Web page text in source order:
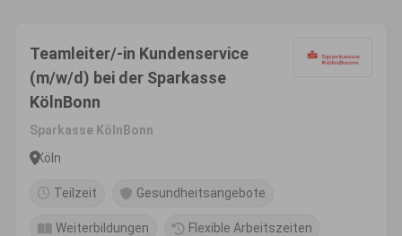
Teamleiter/-in Kundenservice
(m/w/d) bei der Sparkasse
KölnBonn
Sparkasse KölnBonn
Köln
Teilzeit Gesundheitsangebote
Weiterbildungen Flexible Arbeitszeiten